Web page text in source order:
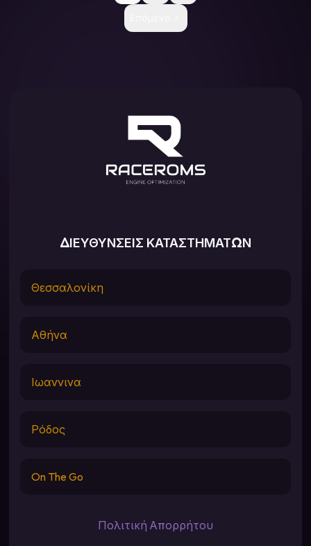
ΔΙΕΥΘΥΝΣΕΙΣ ΚΑΤΑΣΤΗΜΑΤΩΝ
Θεσσαλονίκη
Αθήνα
Ιωαννινα
Ρόδος
On The Go
Πολιτική Απορρήτου